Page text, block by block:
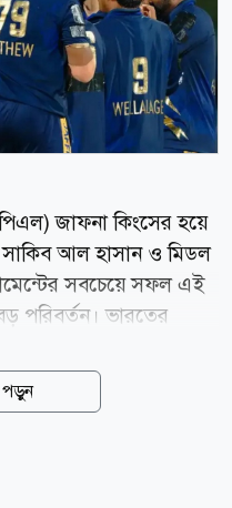
জাফনা কিংসের হয়ে
সাকিব আল হাসান ও মিডল
সবচেয়ে সফল এই
পরিবর্তন। ভারতের
অ্যাঙ্কর স্পোর্টস
পর
পড়ুন